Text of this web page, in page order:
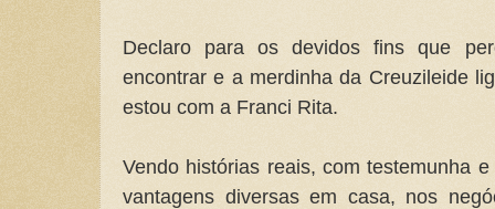
Declaro para os devidos fins que
encontrar e a merdinha da Creuzileide
estou com a Franci Rita.
Vendo histórias reais, com testemunha
vantagens diversas em casa, nos